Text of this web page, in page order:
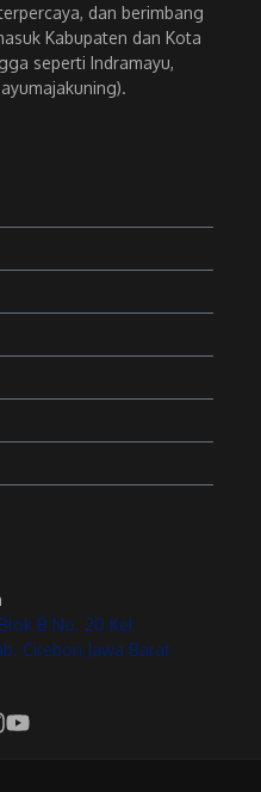
dan berimbang
Kabupaten dan Kota
seperti Indramayu,
B No. 20 Kel
Cirebon Jawa Barat